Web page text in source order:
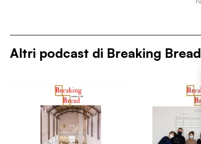
Altri podcast di Breaking Bread